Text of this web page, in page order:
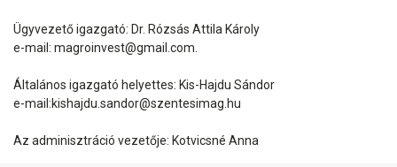
Ügyvezető igazgató: Dr. Rózsás Attila Károly
e-mail: magroinvest@gmail.com.
Általános igazgató helyettes: Kis-Hajdu Sándor
e-mail:kishajdu.sandor@szentesimag.hu
Az adminisztráció vezetője: Kotvicsné Anna